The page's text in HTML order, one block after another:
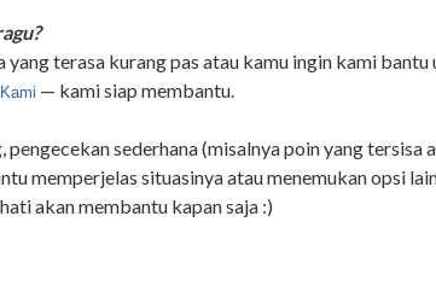
yang terasa kurang pas atau kamu ingin kami
— kami siap membantu.
pengecekan sederhana (misalnya poin yang tersisa
memperjelas situasinya atau menemukan opsi
akan membantu kapan saja :)